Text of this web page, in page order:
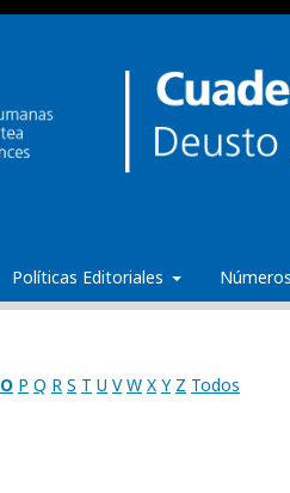
Políticas Editoriales Números
O P Q R S T U V W X Y Z Todos